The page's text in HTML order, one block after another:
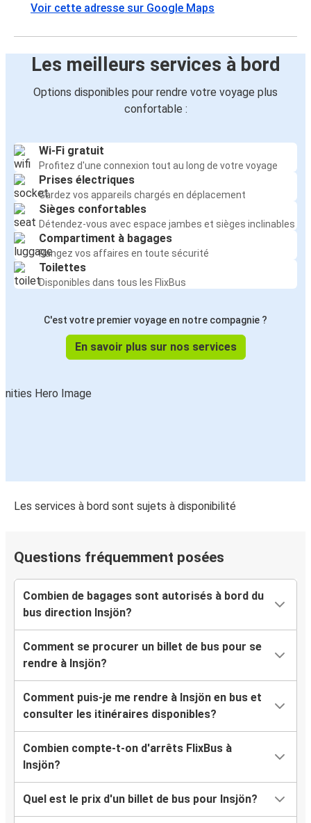
Voir cette adresse sur Google Maps
Les meilleurs services à bord
Options disponibles pour rendre votre voyage plus
confortable :
Wi-Fi gratuit
Profitez d'une connexion tout au long de votre voyage
Prises électriques
Gardez vos appareils chargés en déplacement
Sièges confortables
Détendez-vous avec espace jambes et sièges inclinables
Compartiment à bagages
Rangez vos affaires en toute sécurité
Toilettes
Disponibles dans tous les FlixBus
C'est votre premier voyage en notre compagnie ?
En savoir plus sur nos services
Les services à bord sont sujets à disponibilité
Questions fréquemment posées
Combien de bagages sont autorisés à bord du
bus direction Insjön?
Comment se procurer un billet de bus pour se
rendre à Insjön?
Comment puis-je me rendre à Insjön en bus et
consulter les itinéraires disponibles?
Combien compte-t-on d'arrêts FlixBus à
Insjön?
Quel est le prix d'un billet de bus pour Insjön?